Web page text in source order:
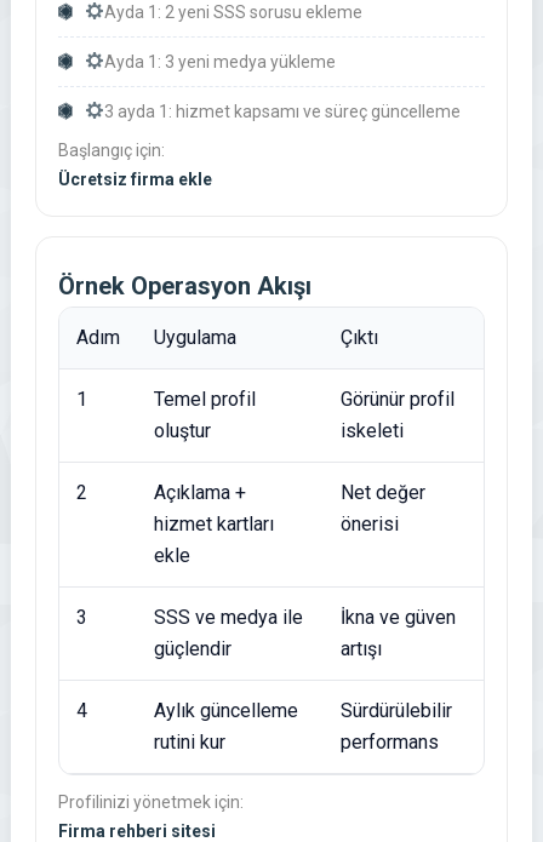
Ayda 1: 2 yeni SSS sorusu ekleme
Ayda 1: 3 yeni medya yükleme
3 ayda 1: hizmet kapsamı ve süreç güncelleme
Başlangıç için:
Ücretsiz firma ekle
Örnek Operasyon Akışı
Adım Uygulama Çıktı
1
Temel profil
oluştur
Görünür profil
iskeleti
2
Açıklama +
hizmet kartları
ekle
Net değer
önerisi
3
SSS ve medya ile
güçlendir
İkna ve güven
artışı
4
Aylık güncelleme
rutini kur
Sürdürülebilir
performans
Profilinizi yönetmek için:
Firma rehberi sitesi